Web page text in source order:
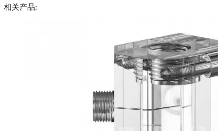
相关产品: